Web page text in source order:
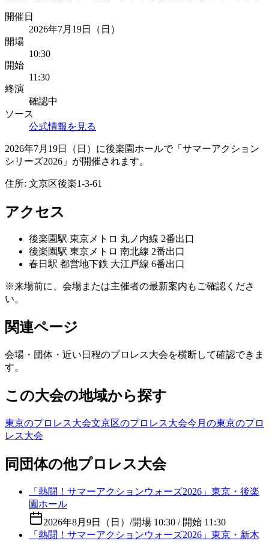
開催日
2026年7月19日（日）
開場
10:30
開始
11:30
終演
確認中
ソース
公式情報を見る
2026年7月19日（日）に後楽園ホールで「サマーアクション
シリーズ2026」が開催されます。
住所: 文京区後楽1-3-61
アクセス
後楽園駅 東京メトロ 丸ノ内線 2番出口
後楽園駅 東京メトロ 南北線 2番出口
春日駅 都営地下鉄 大江戸線 6番出口
※来場前に、会場または主催者の最新案内もご確認くださ
い。
関連ページ
会場・団体・近い日程のプロレス大会を横断して確認できま
す。
この大会の地域から探す
東京のプロレス大会文京区のプロレス大会今月の東京のプロ
レス大会
同団体の他プロレス大会
「熱闘！サマーアクションウォーズ2026」東京・後楽
園ホール
2026年8月9日（日） /開場 10:30 / 開始 11:30
「熱闘！サマーアクションウォーズ2026」東京・新木